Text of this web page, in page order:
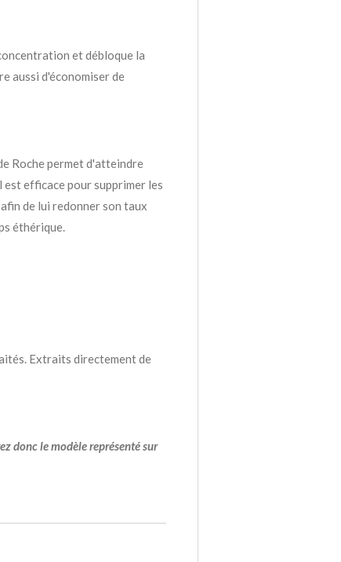
et débloque la
aussi d'économiser de
Roche permet d'atteindre
efficace pour supprimer les
de lui redonner son taux
éthérique.
Extraits directement de
donc le modèle représenté sur